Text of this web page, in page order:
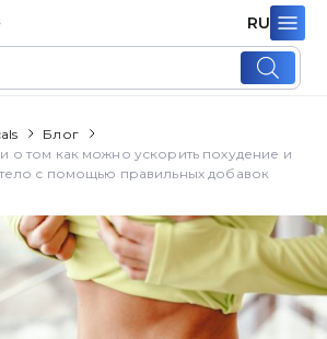
RU
Блог
о том как можно ускорить похудение и
с помощью правильных добавок